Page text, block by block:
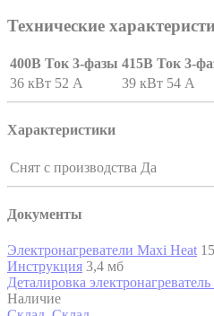
Технические
400В Ток 3-фазы 415В Ток 3-
36 кВт 52 A
39 кВт 54 A
Характеристики
Снят с производства Да
Документы
Электронагреватели Maxi Heat
Инструкция 3,4 мб
Деталировка
Наличие